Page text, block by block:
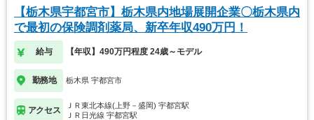
【栃木県宇都宮市】栃木県内地場展開企業〇栃木県内
で最初の保険調剤薬局、新卒年収490万円！
給与 【年収】490万円程度 24歳～モデル
勤務地 栃木県 宇都宮市
アクセス
ＪＲ東北本線(上野－盛岡) 宇都宮駅
ＪＲ日光線 宇都宮駅